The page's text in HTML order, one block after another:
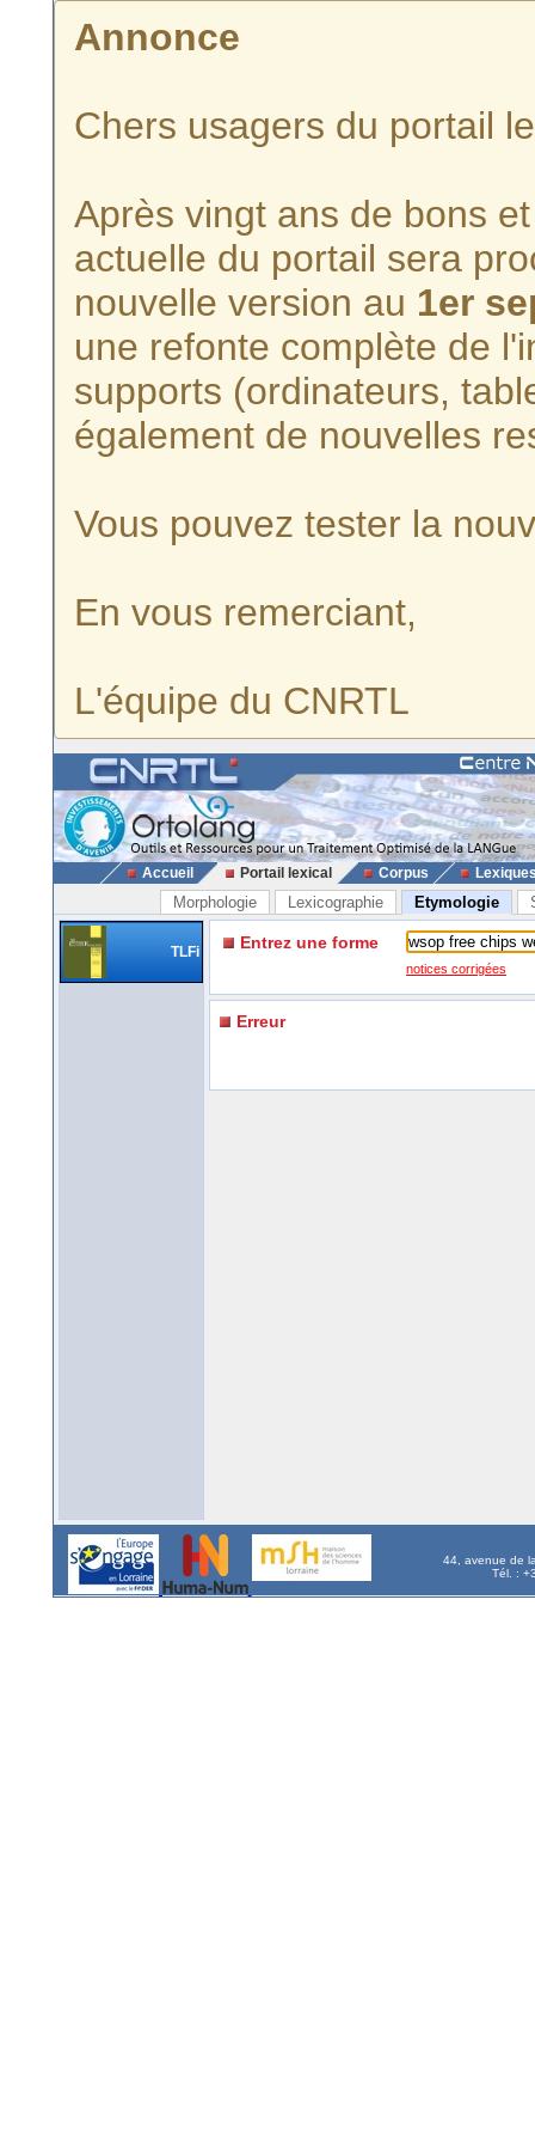
Annonce
Chers usagers du portail
Après vingt ans de bons
actuelle du portail sera
nouvelle version au 1er
une refonte complète de
supports (ordinateurs,
également de nouvelles
Vous pouvez tester la
En vous remerciant,
L'équipe du CNRTL
Accueil Portail lexical Corpus
Morphologie Lexicographie Etymologie
TLFi Entrez une forme
notices corrigées
Erreur
44, avenue de
Tél. :